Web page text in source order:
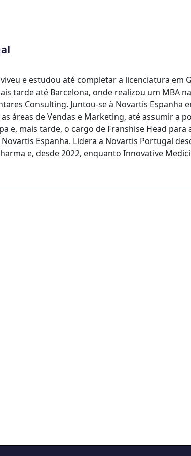
e estudou até completar a licenciatura em
tarde até Barcelona, onde realizou um MBA na
Consulting. Juntou-se à Novartis Espanha
áreas de Vendas e Marketing, até assumir a
e, mais tarde, o cargo de Franshise Head para
Espanha. Lidera a Novartis Portugal
e, desde 2022, enquanto Innovative